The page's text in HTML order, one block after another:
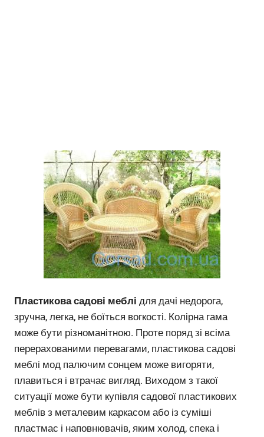
Пластикова садові меблі для дачі недорога,
зручна, легка, не боїться вогкості. Колірна гама
може бути різноманітною. Проте поряд зі всіма
перерахованими перевагами, пластикова садові
меблі мод палючим сонцем може вигоряти,
плавиться і втрачає вигляд. Виходом з такої
ситуації може бути купівля садової пластикових
меблів з металевим каркасом або із суміші
пластмас і наповнювачів, яким холод, спека і